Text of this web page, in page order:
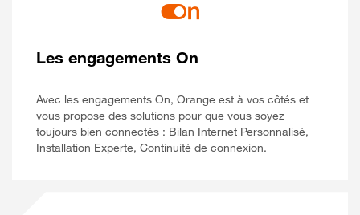
Les engagements On
Avec les engagements On, Orange est à vos côtés et
vous propose des solutions pour que vous soyez
toujours bien connectés : Bilan Internet Personnalisé,
Installation Experte, Continuité de connexion.